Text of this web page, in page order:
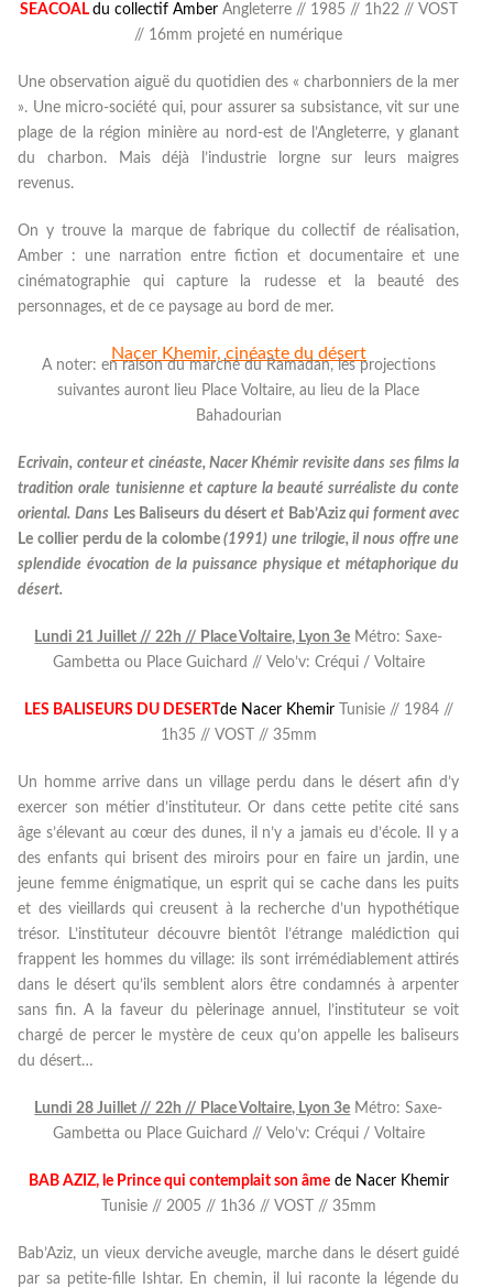
SEACOAL du collectif AmberAngleterre // 1985 // 1h22 // VOST
// 16mm projeté en numérique
Une observation aiguë du quotidien des « charbonniers de la mer
». Une micro-société qui, pour assurer sa subsistance, vit sur une
plage de la région minière au nord-est de l’Angleterre, y glanant
du charbon. Mais déjà l’industrie lorgne sur leurs maigres
revenus.
On y trouve la marque de fabrique du collectif de réalisation,
Amber : une narration entre fiction et documentaire et une
cinématographie qui capture la rudesse et la beauté des
personnages, et de ce paysage au bord de mer.
Nacer Khemir, cinéaste du désert
A noter: en raison du marché du Ramadan, les projections
suivantes auront lieu Place Voltaire, au lieu de la Place
Bahadourian
Ecrivain, conteur et cinéaste, Nacer Khémir revisite dans ses films la
tradition orale tunisienne et capture la beauté surréaliste du conte
oriental. Dans Les Baliseurs du désert et Bab’Azizqui forment avec
Le collier perdu de la colombe(1991) une trilogie, il nous offre une
splendide évocation de la puissance physique et métaphorique du
désert.
Lundi 21 Juillet // 22h // Place Voltaire, Lyon 3e Métro: Saxe-
Gambetta ou Place Guichard // Velo’v: Créqui / Voltaire
LES BALISEURS DU DESERTde Nacer KhemirTunisie // 1984 //
1h35 // VOST // 35mm
Un homme arrive dans un village perdu dans le désert afin d’y
exercer son métier d’instituteur. Or dans cette petite cité sans
âge s’élevant au cœur des dunes, il n’y a jamais eu d’école. Il y a
des enfants qui brisent des miroirs pour en faire un jardin, une
jeune femme énigmatique, un esprit qui se cache dans les puits
et des vieillards qui creusent à la recherche d’un hypothétique
trésor. L’instituteur découvre bientôt l’étrange malédiction qui
frappent les hommes du village: ils sont irrémédiablement attirés
dans le désert qu’ils semblent alors être condamnés à arpenter
sans fin. A la faveur du pèlerinage annuel, l’instituteur se voit
chargé de percer le mystère de ceux qu’on appelle les baliseurs
du désert…
Lundi 28 Juillet // 22h // Place Voltaire, Lyon 3e Métro: Saxe-
Gambetta ou Place Guichard // Velo’v: Créqui / Voltaire
BAB AZIZ, le Prince qui contemplait son âme de Nacer Khemir
Tunisie // 2005 // 1h36 // VOST // 35mm
Bab’Aziz, un vieux derviche aveugle, marche dans le désert guidé
par sa petite-fille Ishtar. En chemin, il lui raconte la légende du